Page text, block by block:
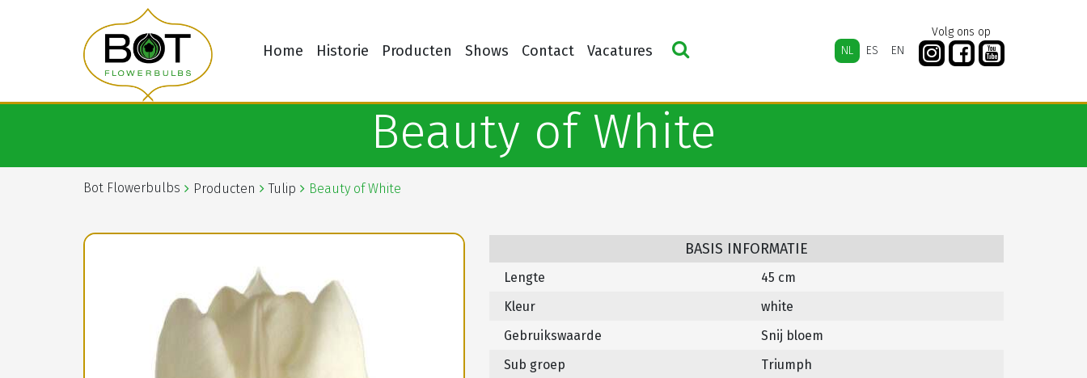
Home Historie Producten Shows Contact Vacatures NL ES EN
Volg ons op
Beauty of White
Bot Flowerbulbs Producten Tulip Beauty of White
BASIS INFORMATIE
Lengte
45 cm
Kleur
white
Gebruikswaarde
Snij bloem
Sub groep
Triumph